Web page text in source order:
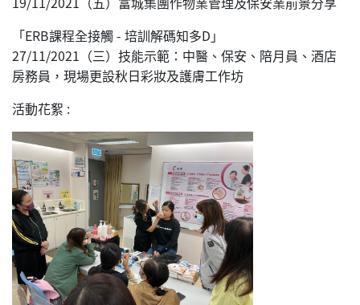
「ERB課程全接觸 - 培訓解碼知多D」
27/11/2021（三）技能示範：中醫、保安、陪月員、酒店
房務員，現場更設秋日彩妝及護膚工作坊
活動花絮 :